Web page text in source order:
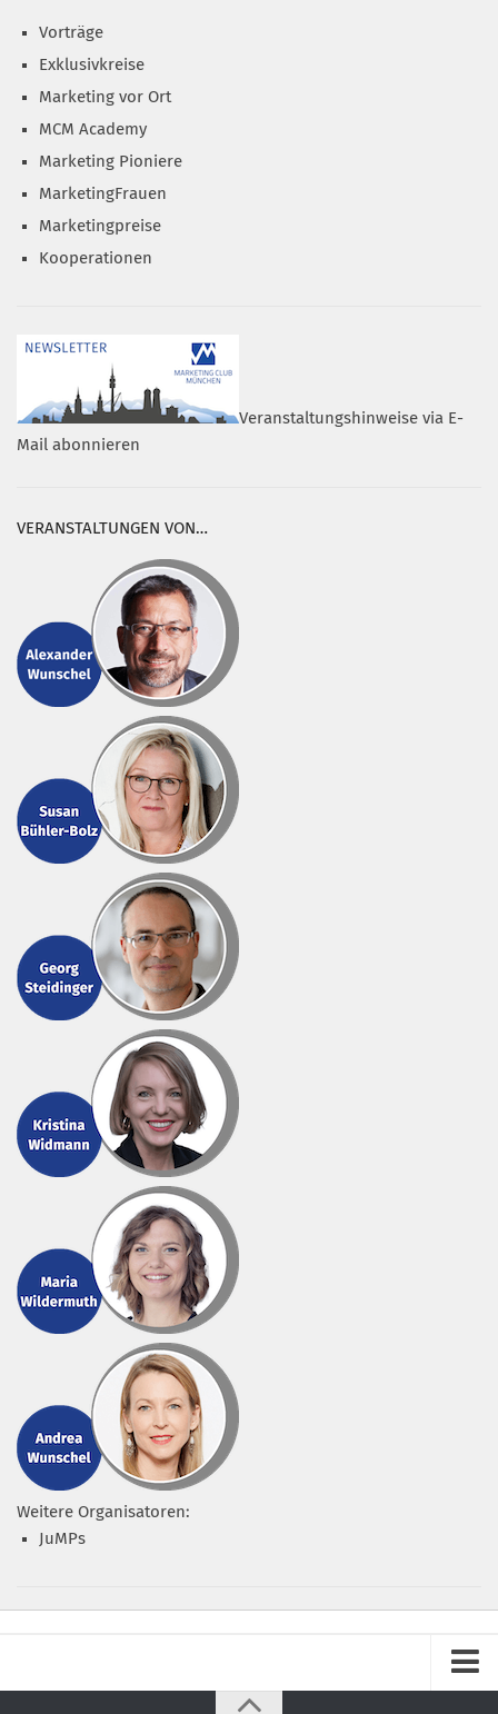
Vorträge
Exklusivkreise
Marketing vor Ort
MCM Academy
Marketing Pioniere
MarketingFrauen
Marketingpreise
Kooperationen
Veranstaltungshinweise via E-
Mail abonnieren
VERANSTALTUNGEN VON…
Weitere Organisatoren:
JuMPs